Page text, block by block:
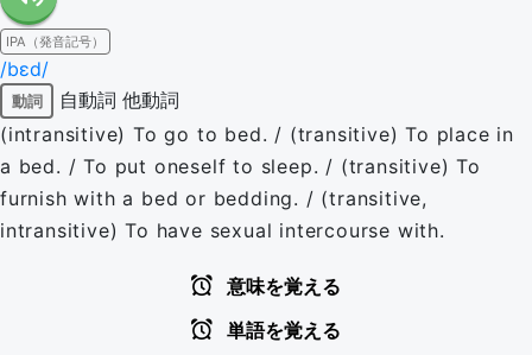
IPA（発音記号）
/bɛd/
動詞 自動詞 他動詞
(intransitive) To go to bed. / (transitive) To place in
a bed. / To put oneself to sleep. / (transitive) To
furnish with a bed or bedding. / (transitive,
intransitive) To have sexual intercourse with.
意味を覚える
単語を覚える